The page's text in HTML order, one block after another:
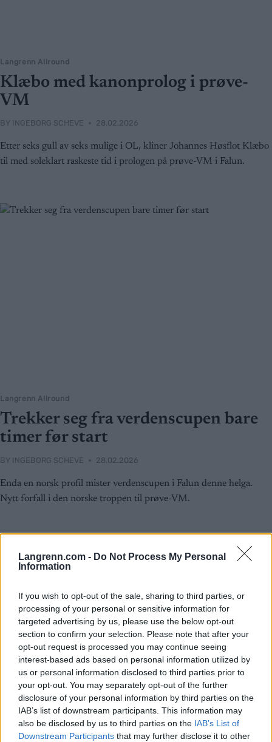
Langrenn.com - Do Not Process My Personal
Information
If you wish to opt-out of the sale, sharing to third parties, or
processing of your personal or sensitive information for
targeted advertising by us, please use the below opt-out
section to confirm your selection. Please note that after your
opt-out request is processed you may continue seeing
interest-based ads based on personal information utilized by
us or personal information disclosed to third parties prior to
your opt-out. You may separately opt-out of the further
disclosure of your personal information by third parties on the
IAB’s list of downstream participants. This information may
also be disclosed by us to third parties on the IAB’s List of
Downstream Participants that may further disclose it to other
Langrenn Allround
Klæbo med kanonprolog i prøve-
VM
BY INGEBORG SCHEVE 28.02.2026
Etter seks gull av seks mulige i OL, kliner Johannes Høsflot Klæbo
til med soleklart raskeste tid i prologen på prøve-VM i Falun.
Langrenn Allround
Trekker seg fra verdenscupen bare
timer før start
BY INGEBORG SCHEVE 28.02.2026
Enda en norsk profil mister verdenscupen i Falun denne helga.
Nytt forfall i den norske troppen til prøve-VM.
Langrenn Allround